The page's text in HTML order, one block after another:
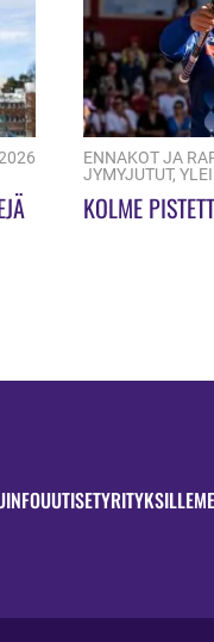
ENNAKOT JA
JYMYJUTUT,
KOLME
UUTISETYRITYKSILLE